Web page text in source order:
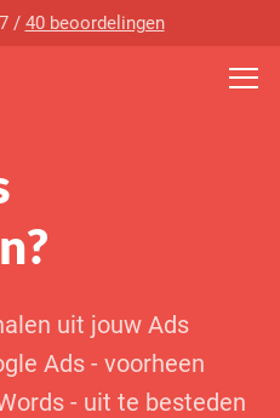
/ 40 beoordelingen
uit jouw Ads
Ads - voorheen
- uit te besteden